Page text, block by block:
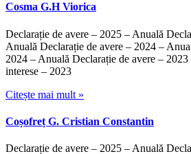
Cosma G.H Viorica
Declarație de avere – 2025 – Anuală
Anuală Declarație de avere – 2024 –
2024 – Anuală Declarație de avere –
interese – 2023
Citește mai mult »
Coșofreț G. Cristian Constantin
Declarație de avere – 2025 – Anuală